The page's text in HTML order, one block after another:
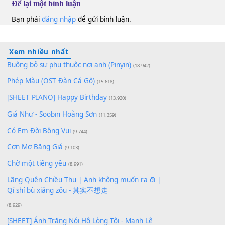
Lượt xem: 130
Để lại một bình luận
đăng nhập
Phép Màu (OST Đàn Cá Gỗ) (15.618)
[SHEET PIANO] Happy Birthday